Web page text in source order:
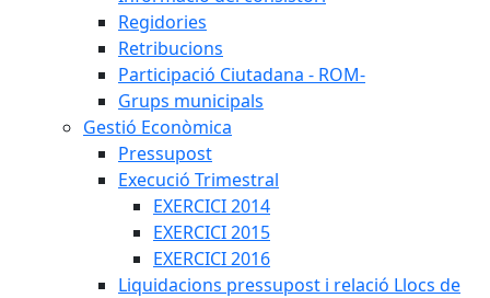
Regidories
Retribucions
Participació Ciutadana - ROM-
Grups municipals
Gestió Econòmica
Pressupost
Execució Trimestral
EXERCICI 2014
EXERCICI 2015
EXERCICI 2016
Liquidacions pressupost i relació Llocs de